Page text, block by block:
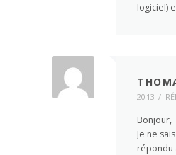
logiciel)
2013
Bonjour,
Je ne
répondu